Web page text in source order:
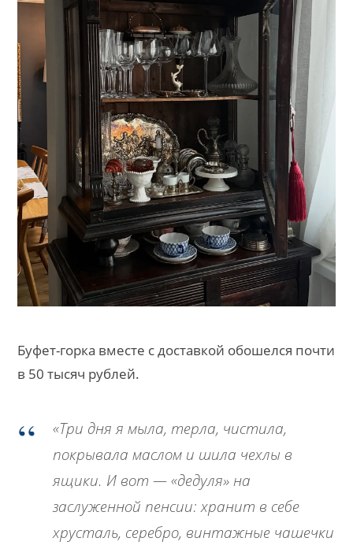
Буфет-горка вместе с доставкой обошелся почти
в 50 тысяч рублей.
«Три дня я мыла, терла, чистила,
покрывала маслом и шила чехлы в
ящики. И вот — «дедуля» на
заслуженной пенсии: хранит в себе
хрусталь, серебро, винтажные чашечки